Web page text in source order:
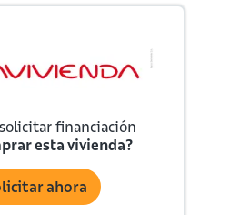
financiación
esta vivienda?
ahora